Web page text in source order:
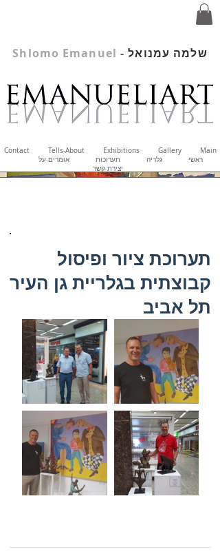
Shlomo Emanuel - שלמה עמנואל
Contact Tells-About Exhibitions Gallery Main
ראשיגלריה תערוכותאומרים-על
יצירת-קשר
תערוכת ציור ופיסול
קבוצתית בגלריית גן העיר
תל אביב